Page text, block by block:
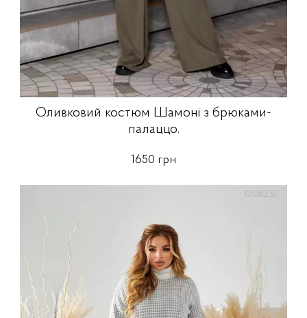
Оливковий костюм Шамоні з брюками-
палаццо.
1650 грн